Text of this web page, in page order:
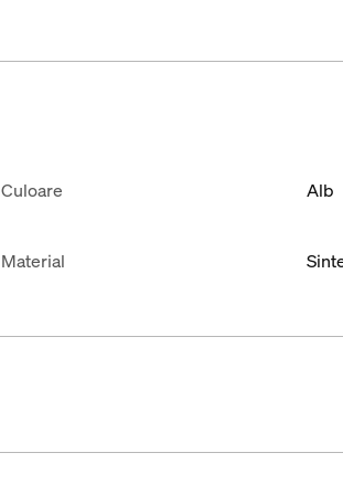
Culoare Alb
Material